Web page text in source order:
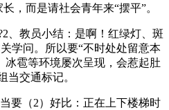
，而是请社会青年来“摆平”。
教员小结：是啊！红绿灯、斑
学问。所以要“不时处处留意本
冰雹等环境屡次呈现，会惹起肚
当交通标记。
（2）好比：正在上下楼梯时